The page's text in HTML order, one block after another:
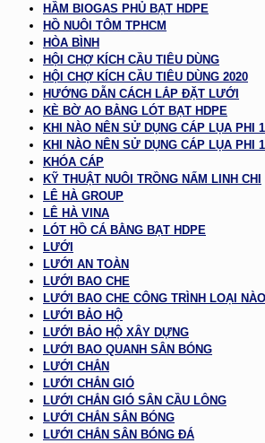
HẦM BIOGAS PHỦ BẠT HDPE
HỒ NUÔI TÔM TPHCM
HÒA BÌNH
HỘI CHỢ KÍCH CẦU TIÊU DÙNG
HỘI CHỢ KÍCH CẦU TIÊU DÙNG 2020
HƯỚNG DẪN CÁCH LẮP ĐẶT LƯỚI
KÈ BỜ AO BẰNG LÓT BẠT HDPE
KHI NÀO NÊN SỬ DỤNG CÁP LỤA PHI
KHI NÀO NÊN SỬ DỤNG CÁP LỤA PHI
KHÓA CÁP
KỸ THUẬT NUÔI TRỒNG NẤM LINH CHI
LÊ HÀ GROUP
LÊ HÀ VINA
LÓT HỒ CÁ BẰNG BẠT HDPE
LƯỚI
LƯỚI AN TOÀN
LƯỚI BAO CHE
LƯỚI BAO CHE CÔNG TRÌNH LOẠI
LƯỚI BẢO HỘ
LƯỚI BẢO HỘ XÂY DỰNG
LƯỚI BAO QUANH SÂN BÓNG
LƯỚI CHẮN
LƯỚI CHẮN GIÓ
LƯỚI CHẮN GIÓ SÂN CẦU LÔNG
LƯỚI CHẮN SÂN BÓNG
LƯỚI CHẮN SÂN BÓNG ĐÁ